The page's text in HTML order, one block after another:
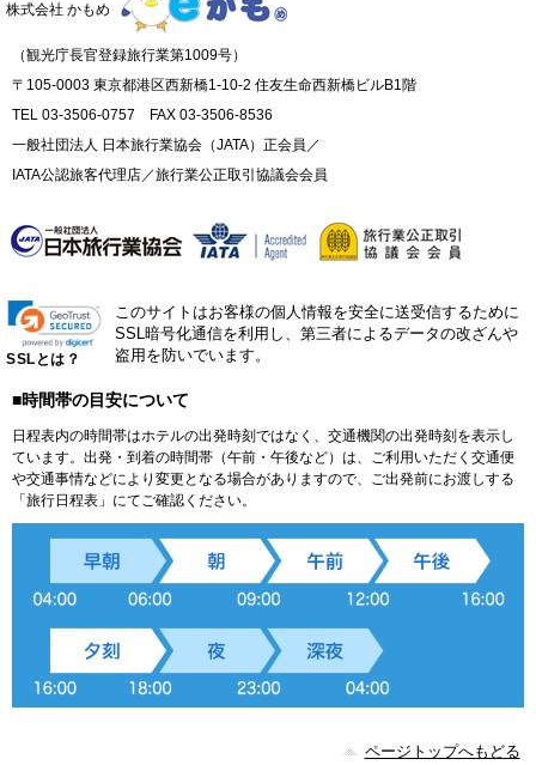
株式会社 かもめ
（観光庁長官登録旅行業第1009号）
〒105-0003 東京都港区西新橋1-10-2 住友生命西新橋ビルB1階
TEL 03-3506-0757 FAX 03-3506-8536
一般社団法人 日本旅行業協会（JATA）正会員／
IATA公認旅客代理店／旅行業公正取引協議会会員
SSLとは？
このサイトはお客様の個人情報を安全に送受信するために
SSL暗号化通信を利用し、第三者によるデータの改ざんや
盗用を防いでいます。
■時間帯の目安について
日程表内の時間帯はホテルの出発時刻ではなく、交通機関の出発時刻を表示し
ています。出発・到着の時間帯（午前・午後など）は、ご利用いただく交通便
や交通事情などにより変更となる場合がありますので、ご出発前にお渡しする
「旅行日程表」にてご確認ください。
ページトップへもどる